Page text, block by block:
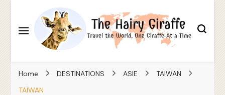
The Hairy Giraffe
Home
DESTINATIONS ASIE
TAIWAN
TAÏWAN